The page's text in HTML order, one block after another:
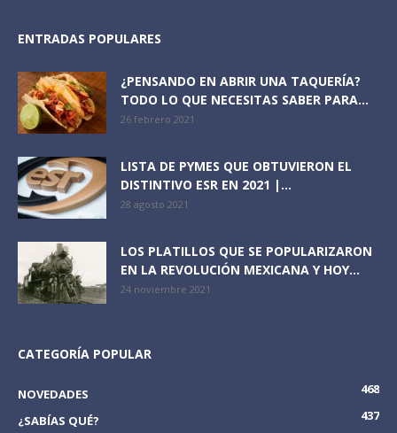
ENTRADAS POPULARES
¿PENSANDO EN ABRIR UNA TAQUERÍA?
TODO LO QUE NECESITAS SABER PARA...
26 febrero 2021
LISTA DE PYMES QUE OBTUVIERON EL
DISTINTIVO ESR EN 2021 |...
28 agosto 2021
LOS PLATILLOS QUE SE POPULARIZARON
EN LA REVOLUCIÓN MEXICANA Y HOY...
24 noviembre 2021
CATEGORÍA POPULAR
NOVEDADES
468
¿SABÍAS QUÉ?
437